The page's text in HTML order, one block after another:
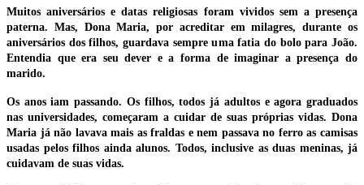
Muitos aniversários e datas religiosas foram vividos sem a presença
paterna. Mas, Dona Maria, por acreditar em milagres, durante os
aniversários dos filhos, guardava sempre uma fatia do bolo para João.
Entendia que era seu dever e a forma de imaginar a presença do
marido.
Os anos iam passando. Os filhos, todos já adultos e agora graduados
nas universidades, começaram a cuidar de suas próprias vidas. Dona
Maria já não lavava mais as fraldas e nem passava no ferro as camisas
usadas pelos filhos ainda alunos. Todos, inclusive as duas meninas, já
cuidavam de suas vidas.